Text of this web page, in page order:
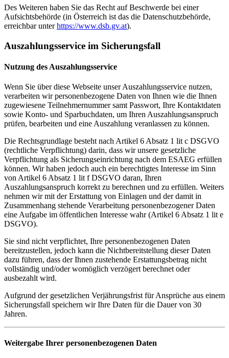
Des Weiteren haben Sie das Recht auf Beschwerde bei einer
Aufsichtsbehörde (in Österreich ist das die Datenschutzbehörde,
erreichbar unterhttps://www.dsb.gv.at).
Auszahlungsservice im Sicherungsfall
Nutzung des Auszahlungsservice
Wenn Sie über diese Webseite unser Auszahlungsservice nutzen,
verarbeiten wir personenbezogene Daten von Ihnen wie die Ihnen
zugewiesene Teilnehmernummer samt Passwort, Ihre Kontaktdaten
sowie Konto- und Sparbuchdaten, um Ihren Auszahlungsanspruch
prüfen, bearbeiten und eine Auszahlung veranlassen zu können.
Die Rechtsgrundlage besteht nach Artikel 6 Absatz 1 lit c DSGVO
(rechtliche Verpflichtung) darin, dass wir unsere gesetzliche
Verpflichtung als Sicherungseinrichtung nach dem ESAEG erfüllen
können. Wir haben jedoch auch ein berechtigtes Interesse im Sinn
von Artikel 6 Absatz 1 lit f DSGVO daran, Ihren
Auszahlungsanspruch korrekt zu berechnen und zu erfüllen. Weiters
nehmen wir mit der Erstattung von Einlagen und der damit in
Zusammenhang stehende Verarbeitung personenbezogener Daten
eine Aufgabe im öffentlichen Interesse wahr (Artikel 6 Absatz 1 lit e
DSGVO).
Sie sind nicht verpflichtet, Ihre personenbezogenen Daten
bereitzustellen, jedoch kann die Nichtbereitstellung dieser Daten
dazu führen, dass der Ihnen zustehende Erstattungsbetrag nicht
vollständig und/oder womöglich verzögert berechnet oder
ausbezahlt wird.
Aufgrund der gesetzlichen Verjährungsfrist für Ansprüche aus einem
Sicherungsfall speichern wir Ihre Daten für die Dauer von 30
Jahren.
Weitergabe Ihrer personenbezogenen Daten